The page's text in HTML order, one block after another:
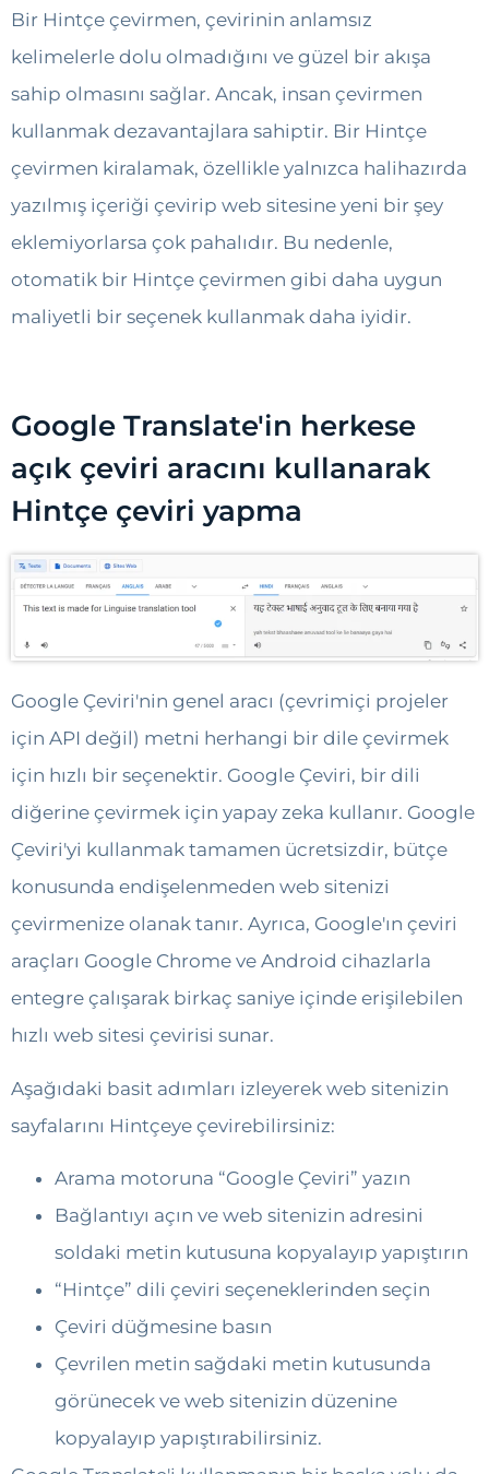
Bir Hintçe çevirmen, çevirinin anlamsız
kelimelerle dolu olmadığını ve güzel bir akışa
sahip olmasını sağlar. Ancak, insan çevirmen
kullanmak dezavantajlara sahiptir. Bir Hintçe
çevirmen kiralamak, özellikle yalnızca halihazırda
yazılmış içeriği çevirip web sitesine yeni bir şey
eklemiyorlarsa çok pahalıdır. Bu nedenle,
otomatik bir Hintçe çevirmen gibi daha uygun
maliyetli bir seçenek kullanmak daha iyidir.
Google Translate'in herkese
açık çeviri aracını kullanarak
Hintçe çeviri yapma
Google Çeviri'nin genel aracı (çevrimiçi projeler
için API değil) metni herhangi bir dile çevirmek
için hızlı bir seçenektir. Google Çeviri, bir dili
diğerine çevirmek için yapay zeka kullanır. Google
Çeviri'yi kullanmak tamamen ücretsizdir, bütçe
konusunda endişelenmeden web sitenizi
çevirmenize olanak tanır. Ayrıca, Google'ın çeviri
araçları Google Chrome ve Android cihazlarla
entegre çalışarak birkaç saniye içinde erişilebilen
hızlı web sitesi çevirisi sunar.
Aşağıdaki basit adımları izleyerek web sitenizin
sayfalarını Hintçeye çevirebilirsiniz:
Arama motoruna “Google Çeviri” yazın
Bağlantıyı açın ve web sitenizin adresini
soldaki metin kutusuna kopyalayıp yapıştırın
“Hintçe” dili çeviri seçeneklerinden seçin
Çeviri düğmesine basın
Çevrilen metin sağdaki metin kutusunda
görünecek ve web sitenizin düzenine
kopyalayıp yapıştırabilirsiniz.